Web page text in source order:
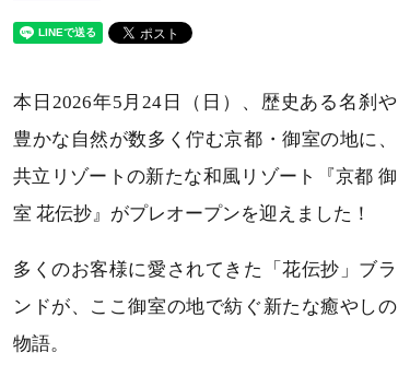
本日2026年5月24日（日）、歴史ある名刹や
豊かな自然が数多く佇む京都・御室の地に、
共立リゾートの新たな和風リゾート『京都 御
室 花伝抄』がプレオープンを迎えました！
多くのお客様に愛されてきた「花伝抄」ブラ
ンドが、ここ御室の地で紡ぐ新たな癒やしの
物語。